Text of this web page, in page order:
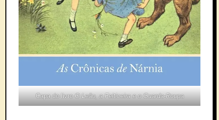
Capa do livroO Leão, a Feiticeira e o Guarda-Roupa